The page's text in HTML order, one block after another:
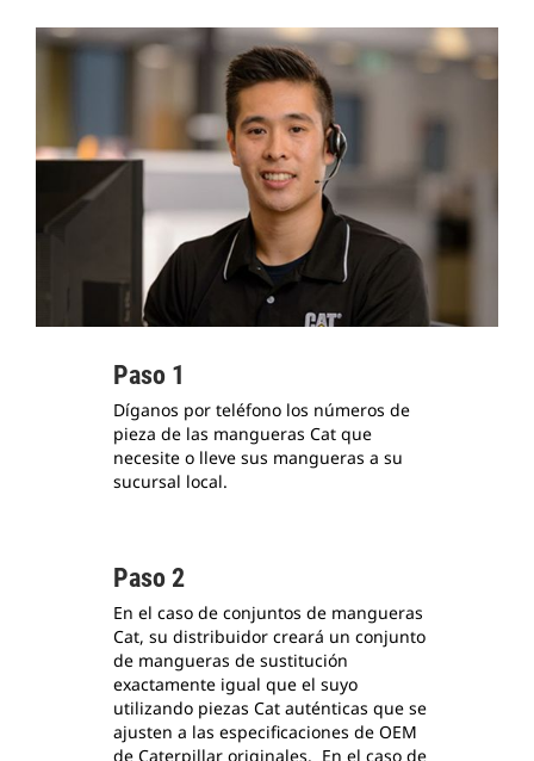
Paso 1
Díganos por teléfono los números de
pieza de las mangueras Cat que
necesite o lleve sus mangueras a su
sucursal local.
Paso 2
En el caso de conjuntos de mangueras
Cat, su distribuidor creará un conjunto
de mangueras de sustitución
exactamente igual que el suyo
utilizando piezas Cat auténticas que se
ajusten a las especificaciones de OEM
de Caterpillar originales. En el caso de